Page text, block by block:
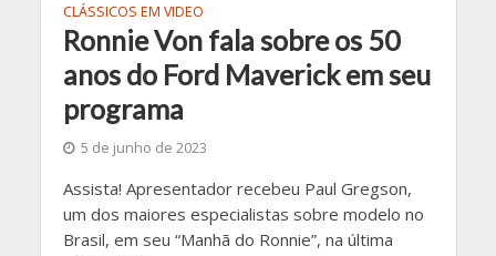
CLÁSSICOS EM VIDEO
Ronnie Von fala sobre os 50
anos do Ford Maverick em seu
programa
5 de junho de 2023
Assista! Apresentador recebeu Paul Gregson,
um dos maiores especialistas sobre modelo no
Brasil, em seu “Manhã do Ronnie”, na última